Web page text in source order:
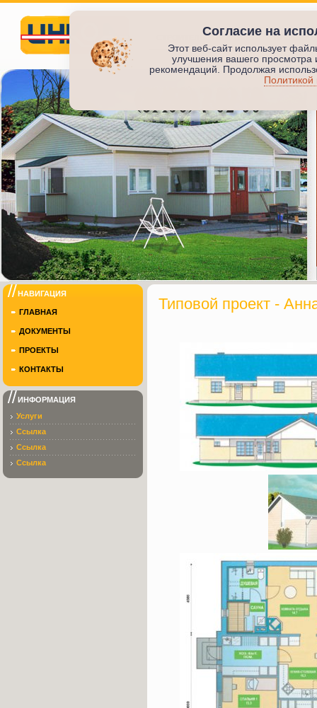
Инкод
СТРОИТЕЛЬСТВО ЖИЛЬЯ
ИНКОД
Типовой проект -
НАВИГАЦИЯ
ГЛАВНАЯ
ДОКУМЕНТЫ
ПРОЕКТЫ
КОНТАКТЫ
ИНФОРМАЦИЯ
Услуги
Ссылка
Ссылка
Ссылка
Согласие на
Этот веб-сайт использует
улучшения вашего просмотра
рекомендаций. Продолжая